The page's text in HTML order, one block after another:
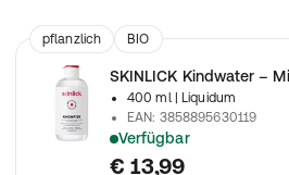
pflanzlich BIO
SKINLICK Kindwater –
400 ml
| Liquidum
EAN: 3858895630119
Verfügbar
Mildes Mizellenwasser mit
€ 13,99